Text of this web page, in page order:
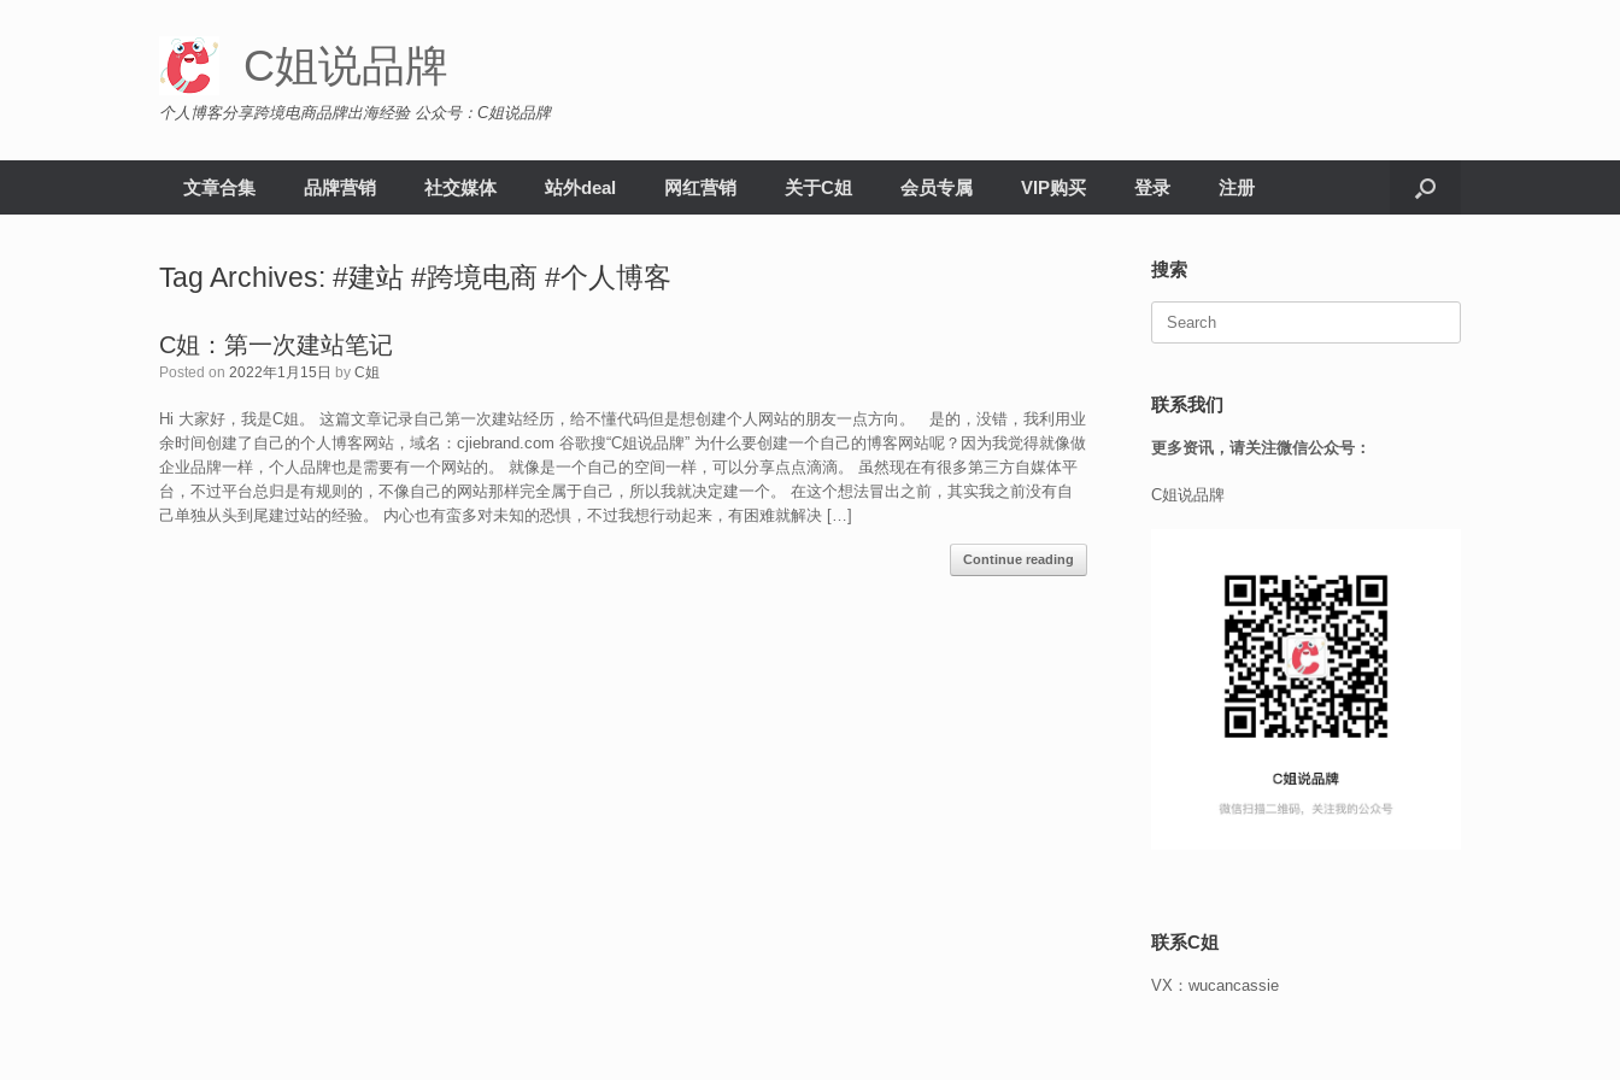
C姐说品牌
个人博客分享跨境电商品牌出海经验 公众号：C姐说品牌
文章合集 品牌营销 社交媒体 站外deal 网红营销 关于C姐 会员专属 VIP购买 登录 注册
Tag Archives: #建站 #跨境电商 #个人博客
C姐：第一次建站笔记
Posted on 2022年1月15日 by C姐
Hi 大家好，我是C姐。 这篇文章记录自己第一次建站经历，给不懂代码但是想创建个人网站的朋友一点方向。 是的，没错，我利用业
余时间创建了自己的个人博客网站，域名：cjiebrand.com 谷歌搜“C姐说品牌” 为什么要创建一个自己的博客网站呢？因为我觉得就像做
企业品牌一样，个人品牌也是需要有一个网站的。 就像是一个自己的空间一样，可以分享点点滴滴。 虽然现在有很多第三方自媒体平
台，不过平台总归是有规则的，不像自己的网站那样完全属于自己，所以我就决定建一个。 在这个想法冒出之前，其实我之前没有自
己单独从头到尾建过站的经验。 内心也有蛮多对未知的恐惧，不过我想行动起来，有困难就解决 […]
Continue reading
搜索
Search
联系我们
更多资讯，请关注微信公众号：
C姐说品牌
联系C姐
VX：wucancassie